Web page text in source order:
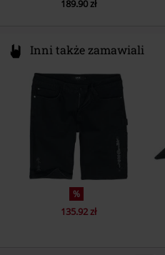
189.90 zł
Inni także zamawiali
%
135.92 zł